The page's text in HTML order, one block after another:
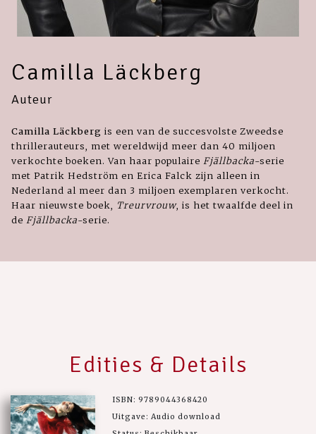
Camilla Läckberg
Auteur
Camilla Läckberg is een van de succesvolste Zweedse
thrillerauteurs, met wereldwijd meer dan 40 miljoen
verkochte boeken. Van haar populaire Fjällbacka-serie
met Patrik Hedström en Erica Falck zijn alleen in
Nederland al meer dan 3 miljoen exemplaren verkocht.
Haar nieuwste boek,
Treurvrouw, is het twaalfde deel in
de Fjällbacka-serie.
Edities & Details
ISBN: 9789044368420
Uitgave: Audio download